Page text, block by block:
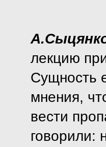
лекцию
Сущность
мнения,
вести
говорили: